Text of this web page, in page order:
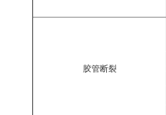
胶管断裂